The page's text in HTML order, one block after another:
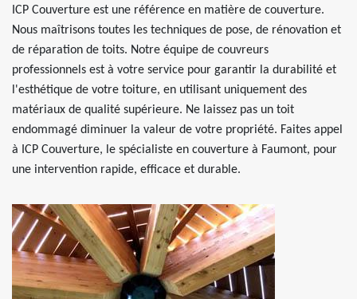
ICP Couverture est une référence en matière de couverture.
Nous maîtrisons toutes les techniques de pose, de rénovation et
de réparation de toits. Notre équipe de couvreurs
professionnels est à votre service pour garantir la durabilité et
l'esthétique de votre toiture, en utilisant uniquement des
matériaux de qualité supérieure. Ne laissez pas un toit
endommagé diminuer la valeur de votre propriété. Faites appel
à ICP Couverture, le spécialiste en couverture à Faumont, pour
une intervention rapide, efficace et durable.